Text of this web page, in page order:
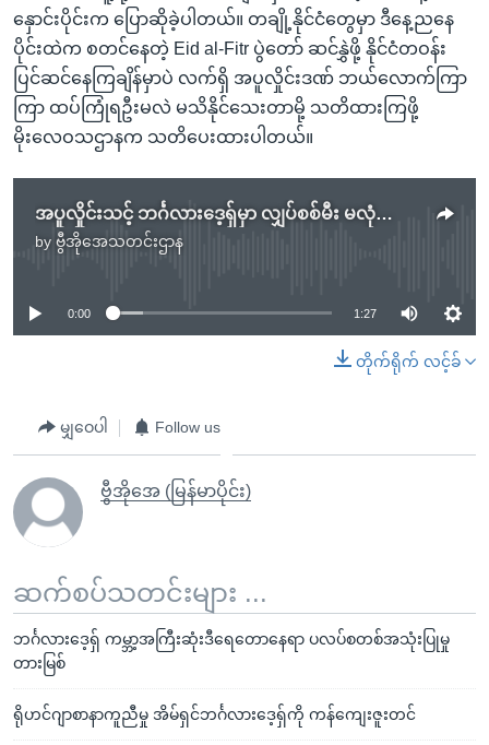
နှောင်းပိုင်းက ပြောဆိုခဲ့ပါတယ်။ တချို့နိုင်ငံတွေမှာ ဒီနေ့ညနေ
ပိုင်းထဲက စတင်နေတဲ့ Eid al-Fitr ပွဲတော် ဆင်နွှဲဖို့ နိုင်ငံတဝန်း
ပြင်ဆင်နေကြချိန်မှာပဲ လက်ရှိ အပူလှိုင်းဒဏ် ဘယ်လောက်ကြာ
ကြာ ထပ်ကြုံရဦးမလဲ မသိနိုင်သေးတာမို့ သတိထားကြဖို့
မိုးလေဝသဌာနက သတိပေးထားပါတယ်။
အပူလှိုင်းသင့် ဘင်္ဂလားဒေ့ရှ်မှာ လျှပ်စစ်မီး မလုံလောက်မှုနဲ့ကြုံ
by ဗွီအိုအေသတင်းဌာန
No media source currently available
0:00 1:27
တိုက်ရိုက် လင့်ခ်
မျှဝေပါ Follow us
ဗွီအိုအေ (မြန်မာပိုင်း)
ဆက်စပ်သတင်းများ ...
ဘင်္ဂလားဒေ့ရှ် ကမ္ဘာ့အကြီးဆုံးဒီရေတောနေရာ ပလပ်စတစ်အသုံးပြုမှု
တားမြစ်
ရိုဟင်ဂျာစာနာကူညီမှု အိမ်ရှင်ဘင်္ဂလားဒေ့ရှ်ကို ကန်ကျေးဇူးတင်